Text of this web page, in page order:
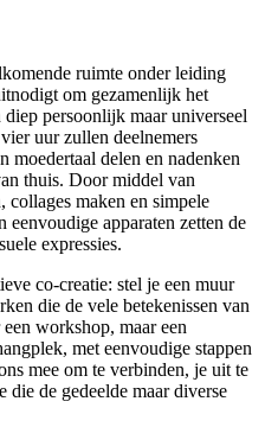
ruimte onder leiding
om gezamenlijk het
persoonlijk maar universeel
uur zullen deelnemers
moedertaal delen en nadenken
thuis. Door middel van
collages maken en simpele
eenvoudige apparaten zetten de
expressies.
co-creatie: stel je een muur
die de vele betekenissen van
workshop, maar een
met eenvoudige stappen
mee om te verbinden, je uit te
die de gedeelde maar diverse